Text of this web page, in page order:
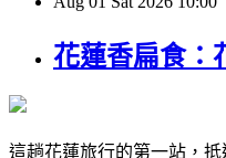
花蓮香扁食：
這趟花蓮旅行的第一站，